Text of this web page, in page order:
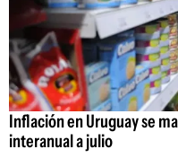
Inflación en Uruguay se
interanual a julio